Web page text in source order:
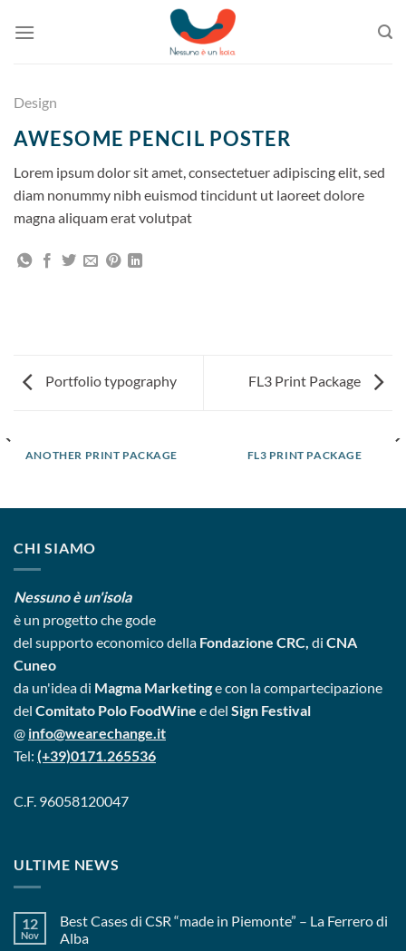
Design
AWESOME PENCIL POSTER
Lorem ipsum dolor sit amet, consectetuer adipiscing elit, sed
diam nonummy nibh euismod tincidunt ut laoreet dolore
magna aliquam erat volutpat
Portfolio typography FL3 Print Package
ANOTHER PRINT PACKAGE FL3 PRINT PACKAGE
CHI SIAMO
Nessuno è un'isola
è un progettoche gode
del supporto economico della Fondazione CRC, di CNA
Cuneo
da un'idea di Magma Marketinge con la compartecipazione
del Comitato Polo FoodWine e del Sign Festival
@ info@wearechange.it
Tel: (+39)0171.265536
C.F. 96058120047
ULTIME NEWS
12
Nov
Best Cases di CSR “made in Piemonte” – La Ferrero di
Alba